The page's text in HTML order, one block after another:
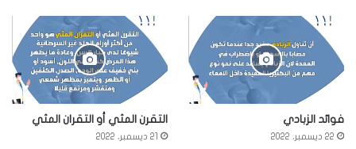
فوائد الزبادي
22 ديسمبر، 2022
التقرن المثي أو التقران المثي
21 ديسمبر، 2022